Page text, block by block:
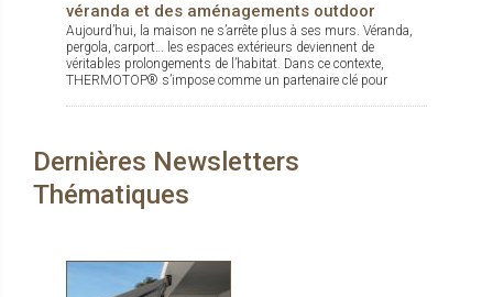
véranda et des aménagements outdoor
Aujourd’hui, la maison ne s’arrête plus à ses murs. Véranda,
pergola, carport… les espaces extérieurs deviennent de
véritables prolongements de l’habitat. Dans ce contexte,
THERMOTOP® s’impose comme un partenaire clé pour
Dernières Newsletters
Thématiques